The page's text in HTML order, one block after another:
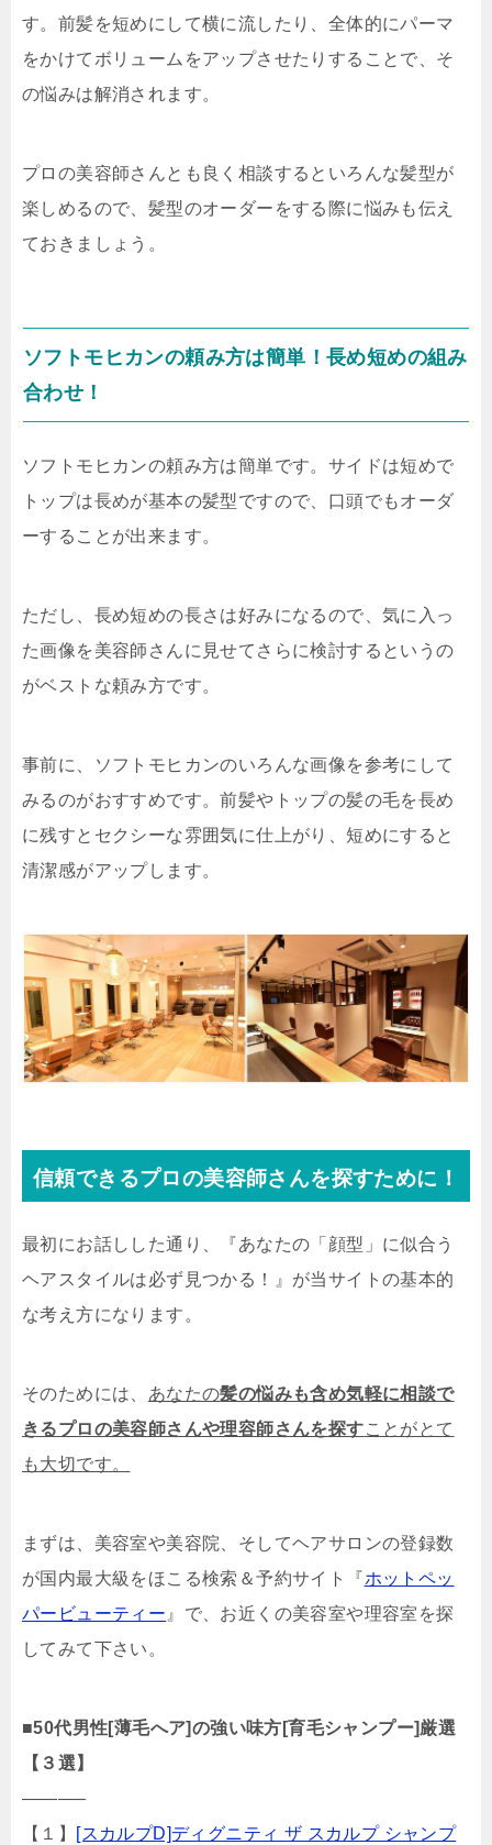
す。前髪を短めにして横に流したり、全体的にパーマ
をかけてボリュームをアップさせたりすることで、そ
の悩みは解消されます。
プロの美容師さんとも良く相談するといろんな髪型が
楽しめるので、髪型のオーダーをする際に悩みも伝え
ておきましょう。
ソフトモヒカンの頼み方は簡単！長め短めの組み
合わせ！
ソフトモヒカンの頼み方は簡単です。サイドは短めで
トップは長めが基本の髪型ですので、口頭でもオーダ
ーすることが出来ます。
ただし、長め短めの長さは好みになるので、気に入っ
た画像を美容師さんに見せてさらに検討するというの
がベストな頼み方です。
事前に、ソフトモヒカンのいろんな画像を参考にして
みるのがおすすめです。前髪やトップの髪の毛を長め
に残すとセクシーな雰囲気に仕上がり、短めにすると
清潔感がアップします。
信頼できるプロの美容師さんを探すために！
最初にお話しした通り、『あなたの「顔型」に似合う
ヘアスタイルは必ず見つかる！』が当サイトの基本的
な考え方になります。
そのためには、 あなたの髪の悩みも含め気軽に相談で
きるプロの美容師さんや理容師さんを探すことがとて
も大切です。
まずは、美容室や美容院、そしてヘアサロンの登録数
が国内最大級をほこる検索＆予約サイト『ホットペッ
パービューティー 』で、お近くの美容室や理容室を探
してみて下さい。
■50代男性[薄毛へア]の強い味方[育毛シャンプー]厳選
【３選】
———–
【１】
[スカルプD]ディグニティ ザ スカルプ シャンプ